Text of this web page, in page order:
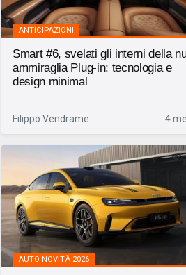
ANTICIPAZIONI
Smart #6, svelati gli interni della
ammiraglia Plug-in: tecnologia e
design minimal
Filippo Vendrame 4
AUTO NOVITÀ 2026